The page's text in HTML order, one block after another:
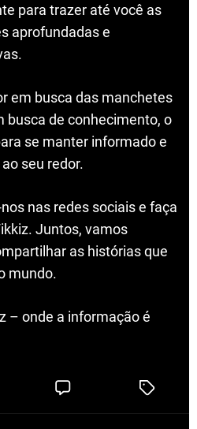
para trazer até você as
aprofundadas e
em busca das manchetes
busca de conhecimento, o
se manter informado e
seu redor.
nas redes sociais e faça
Juntos, vamos
as histórias que
mundo.
– onde a informação é
C
T